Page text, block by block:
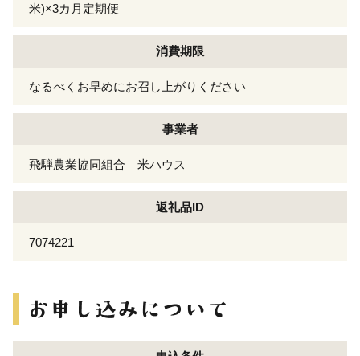
米)×3カ月定期便
消費期限
なるべくお早めにお召し上がりください
事業者
飛騨農業協同組合 米ハウス
返礼品ID
7074221